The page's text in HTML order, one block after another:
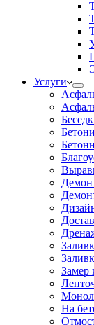
Услуги
Замер
На